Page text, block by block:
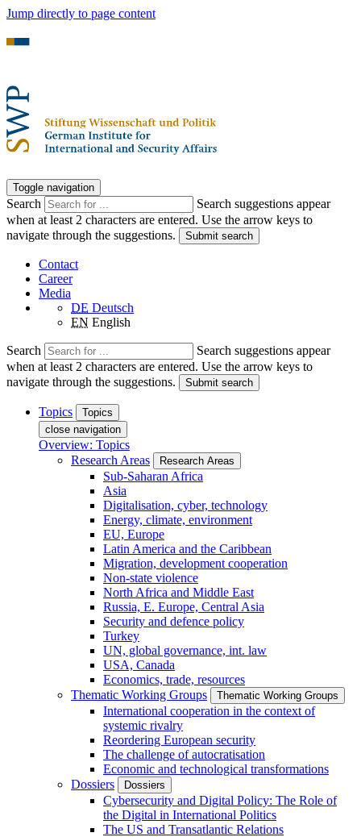
Jump directly to page content
Toggle navigation
Search
Search suggestions appear
when at least 2 characters are entered. Use the arrow keys to
navigate through the suggestions.
Submit search
Contact
Career
Media
DE Deutsch
EN English
Search
Search suggestions appear
when at least 2 characters are entered. Use the arrow keys to
navigate through the suggestions.
Submit search
Topics
Topics
close navigation
Overview: Topics
Research Areas
Research Areas
Sub-Saharan Africa
Asia
Digitalisation, cyber, technology
Energy, climate, environment
EU, Europe
Latin America and the Caribbean
Migration, development cooperation
Non-state violence
North Africa and Middle East
Russia, E. Europe, Central Asia
Security and defence policy
Turkey
UN, global governance, int. law
USA, Canada
Economics, trade, resources
Thematic Working Groups
Thematic Working Groups
International cooperation in the context of
systemic rivalry
Reordering European security
The challenge of autocratisation
Economic and technological transformations
Dossiers
Dossiers
Cybersecurity and Digital Policy: The Role of
the Digital in International Politics
The US and Transatlantic Relations